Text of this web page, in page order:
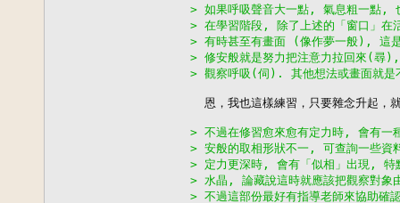
> 如果呼吸聲音大一點, 氣息粗一點,
> 在學習階段, 除了上述的「窗口」
> 有時甚至有畫面 (像作夢一般), 這
> 修安般就是努力把注意力拉回來(尋
> 觀察呼吸(伺). 其他想法或畫面就是
恩，我也這樣練習，只要雜念升起，
> 不過在修習愈來愈有定力時, 會有一
> 安般的取相形狀不一, 可查詢一些資
> 定力更深時, 會有「似相」出現,
> 水晶, 論藏說這時就應該把觀察對象
> 不過這部份最好有指導老師來協助